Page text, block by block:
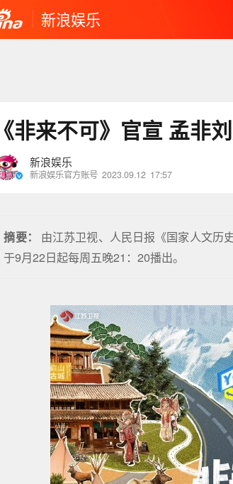
新浪娱乐
《非来不可》官宣 孟非
新浪娱乐
新浪娱乐官方账号 2023.09.12 17:57
摘要：
由江苏卫视、人民日报《国家人文历
于9月22日起每周五晚21：20播出。